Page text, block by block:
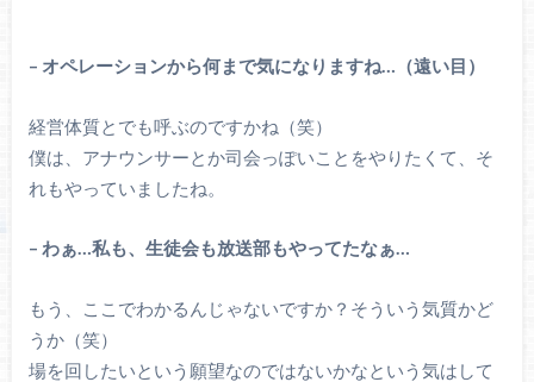
– オペレーションから何まで気になりますね…（遠い目）
経営体質とでも呼ぶのですかね（笑）
僕は、アナウンサーとか司会っぽいことをやりたくて、そ
れもやっていましたね。
– わぁ…私も、生徒会も放送部もやってたなぁ…
もう、ここでわかるんじゃないですか？そういう気質かど
うか（笑）
場を回したいという願望なのではないかなという気はして